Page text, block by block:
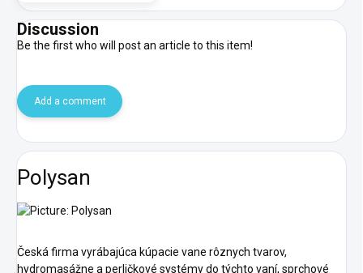
Discussion
Be the first who will post an article to this item!
Add a comment
Polysan
Česká firma vyrábajúca kúpacie vane rôznych tvarov,
hydromasážne a perličkové systémy do týchto vaní, sprchové